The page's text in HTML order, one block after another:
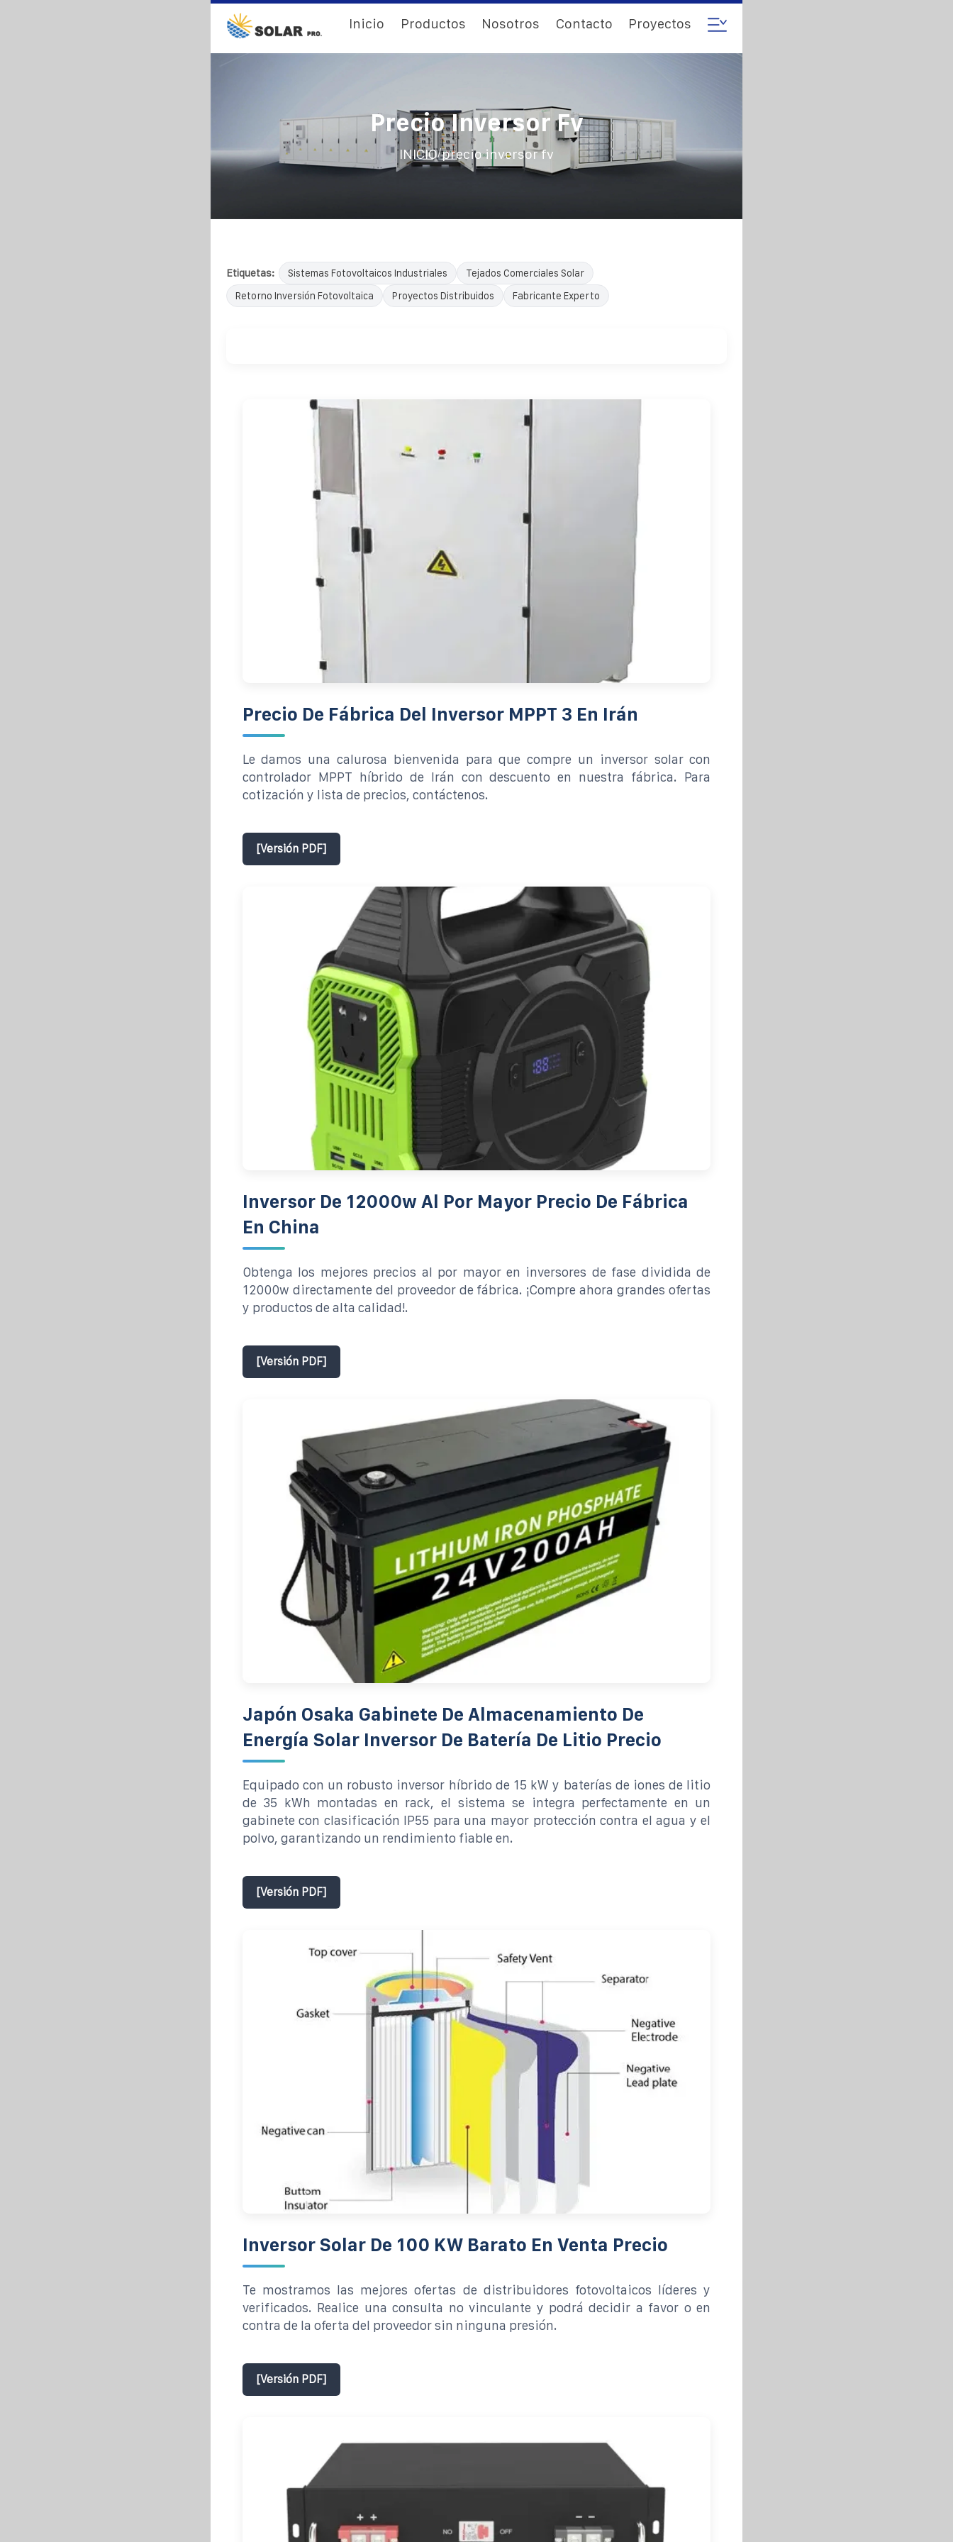
Inicio Productos Nosotros Contacto Proyectos
Precio Inversor Fv
INICIO/precio inversor fv
Etiquetas: Sistemas Fotovoltaicos Industriales
Tejados Comerciales Solar
Retorno Inversión Fotovoltaica
Proyectos Distribuidos Fabricante Experto
Precio De Fábrica Del Inversor MPPT 3 En Irán
Le damos una calurosa bienvenida para que compre un inversor solar con
controlador MPPT híbrido de Irán con descuento en nuestra fábrica. Para
cotización y lista de precios, contáctenos.
[Versión PDF]
Inversor De 12000w Al Por Mayor Precio De Fábrica
En China
Obtenga los mejores precios al por mayor en inversores de fase dividida de
12000w directamente del proveedor de fábrica. ¡Compre ahora grandes ofertas
y productos de alta calidad!.
[Versión PDF]
Japón Osaka Gabinete De Almacenamiento De
Energía Solar Inversor De Batería De Litio Precio
Equipado con un robusto inversor híbrido de 15 kW y baterías de iones de litio
de 35 kWh montadas en rack, el sistema se integra perfectamente en un
gabinete con clasificación IP55 para una mayor protección contra el agua y el
polvo, garantizando un rendimiento fiable en.
[Versión PDF]
Inversor Solar De 100 KW Barato En Venta Precio
Te mostramos las mejores ofertas de distribuidores fotovoltaicos líderes y
verificados. Realice una consulta no vinculante y podrá decidir a favor o en
contra de la oferta del proveedor sin ninguna presión.
[Versión PDF]